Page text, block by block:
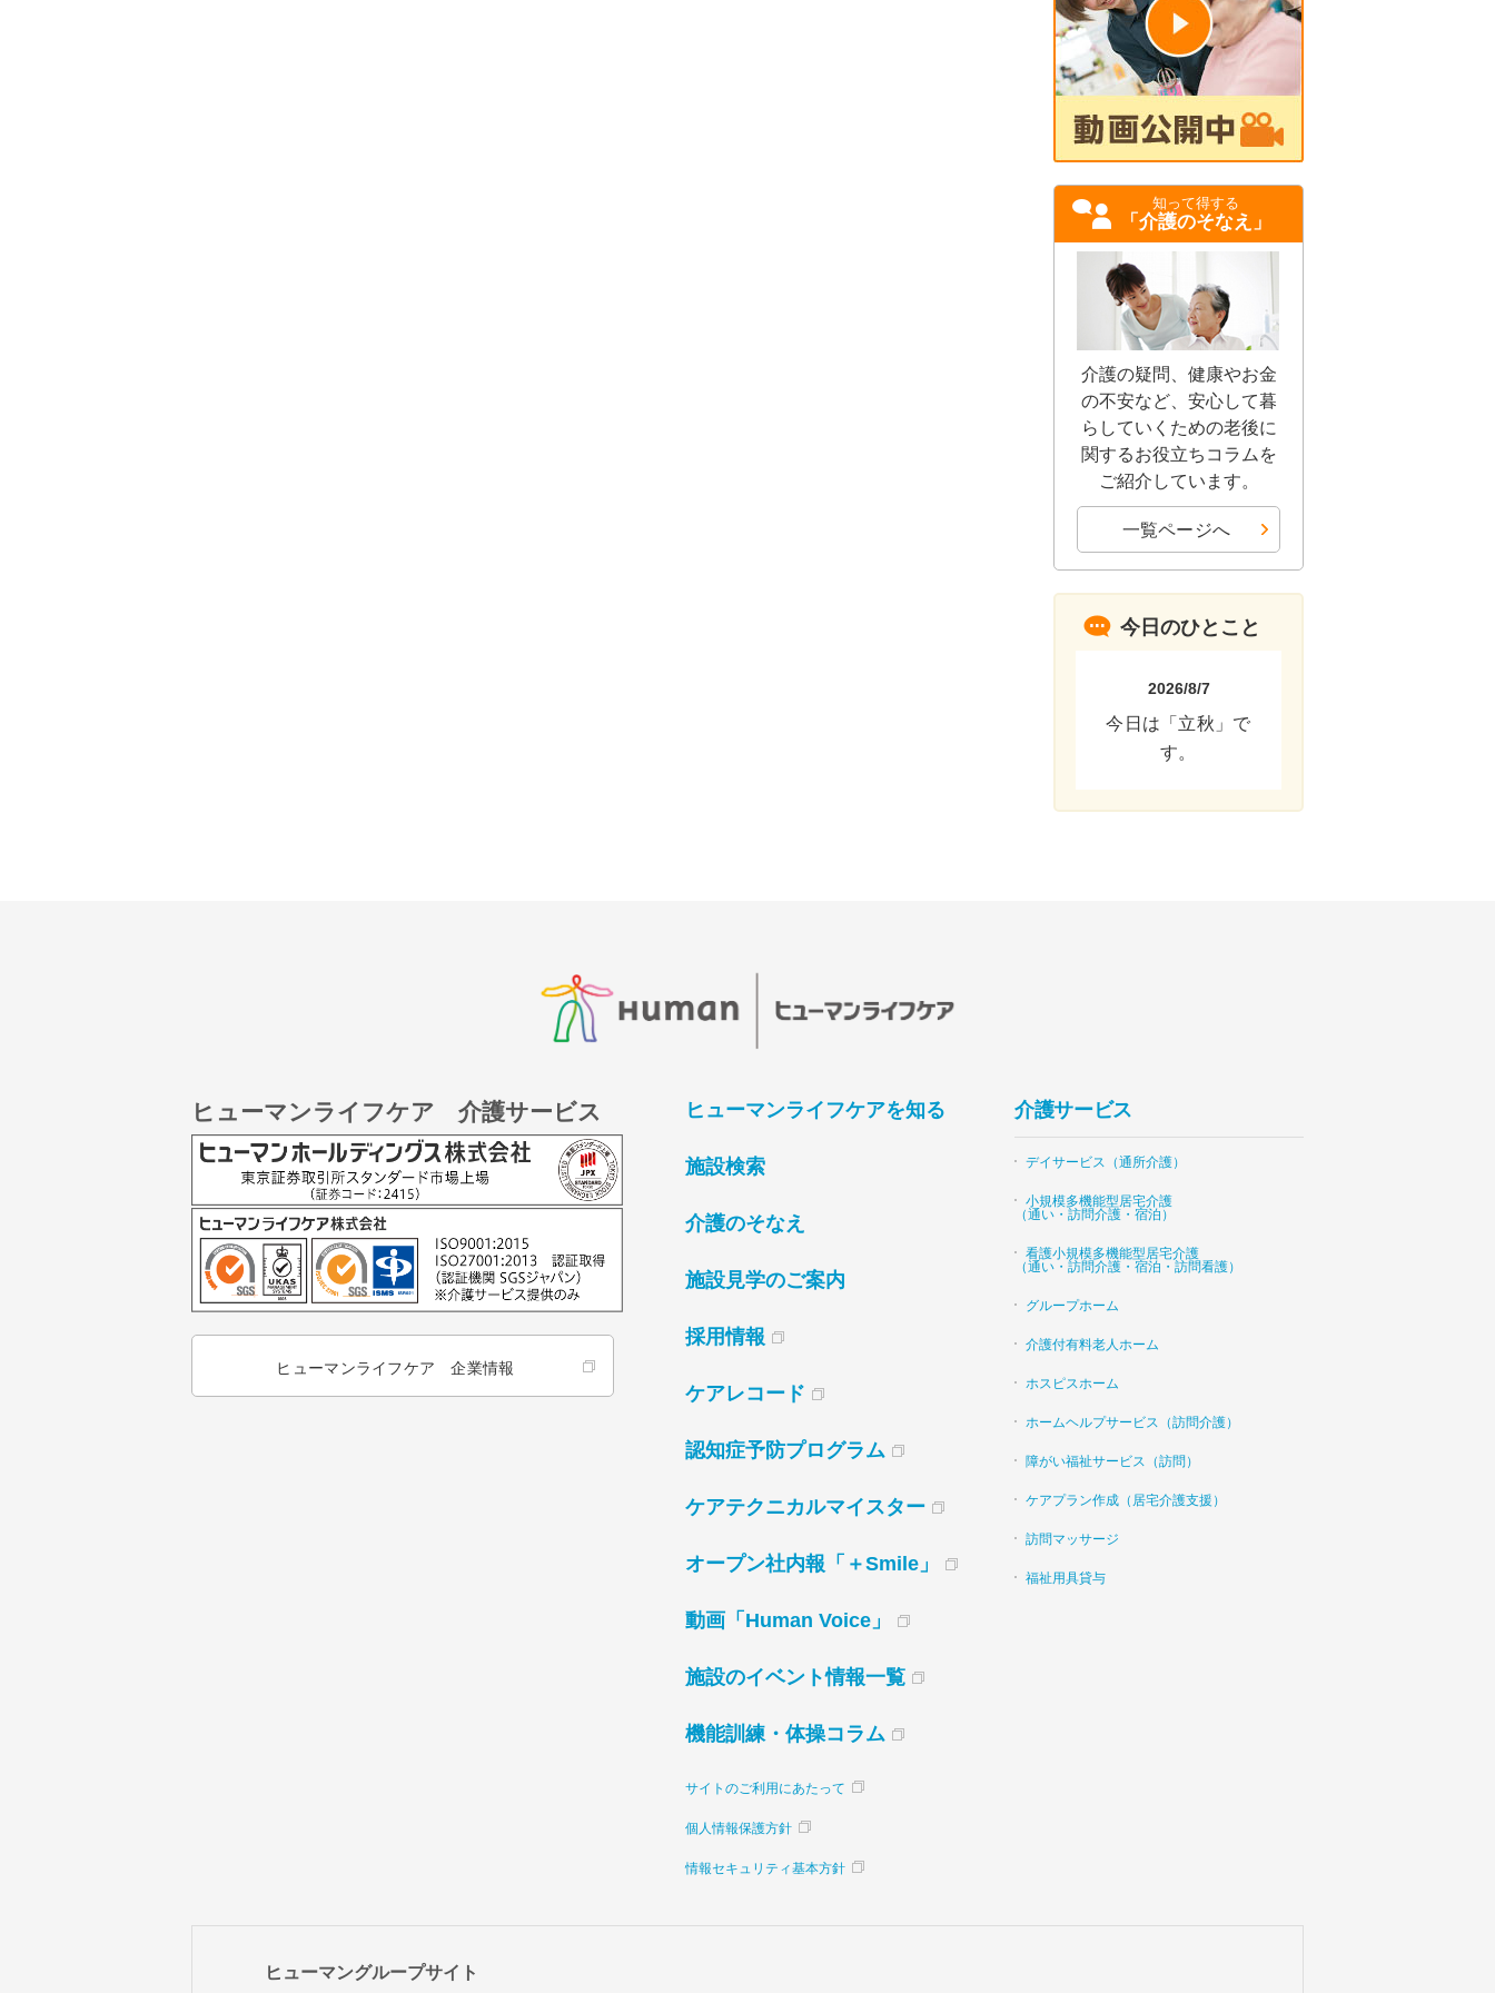
知って得する
「介護のそなえ」
介護の疑問、健康やお金
の不安など、安心して暮
らしていくための老後に
関するお役立ちコラムを
ご紹介しています。
一覧ページへ
今日のひとこと
2026/8/7
今日は「立秋」で
す。
ヒューマンライフケア 介護サービス
ヒューマンライフケア 企業情報
ヒューマンライフケアを知る
施設検索
介護のそなえ
施設見学のご案内
採用情報
ケアレコード
認知症予防プログラム
ケアテクニカルマイスター
オープン社内報「＋Smile」
動画「Human Voice」
施設のイベント情報一覧
機能訓練・体操コラム
サイトのご利用にあたって
個人情報保護方針
情報セキュリティ基本方針
介護サービス
デイサービス（通所介護）
小規模多機能型居宅介護
（通い・訪問介護・宿泊）
看護小規模多機能型居宅介護
（通い・訪問介護・宿泊・訪問看護）
グループホーム
介護付有料老人ホーム
ホスピスホーム
ホームヘルプサービス（訪問介護）
障がい福祉サービス（訪問）
ケアプラン作成（居宅介護支援）
訪問マッサージ
福祉用具貸与
ヒューマングループサイト